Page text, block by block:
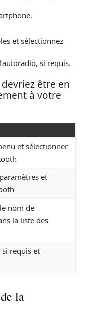
et sélectionnez
si requis.
être en
à votre
et sélectionner
et
nom de
la liste des
si requis et
la